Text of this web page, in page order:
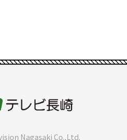
Nagasaki Co.,Ltd.